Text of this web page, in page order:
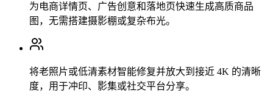
为电商详情页、广告创意和落地页快速生成高质商品
图，无需搭建摄影棚或复杂布光。
将老照片或低清素材智能修复并放大到接近 4K 的清晰
度，用于冲印、影集或社交平台分享。